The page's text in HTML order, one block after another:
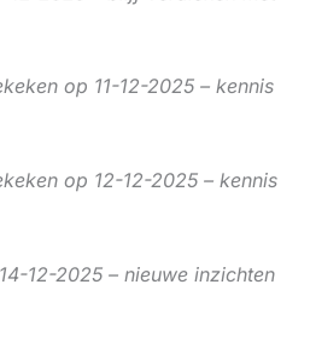
op 11-12-2025 – kennis
op 12-12-2025 – kennis
12-2025 – nieuwe inzichten